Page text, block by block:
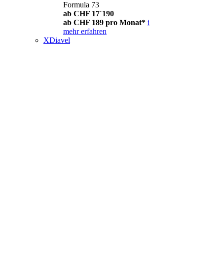
Formula 73
ab CHF 17´190
ab CHF 189 pro Monat* i
mehr erfahren
XDiavel